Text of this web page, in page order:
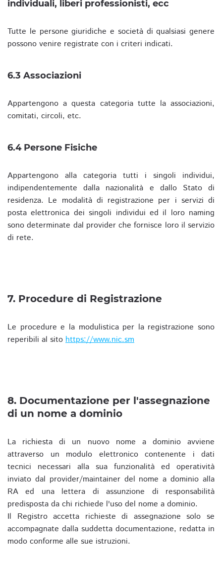
individuali, liberi professionisti, ecc
Tutte le persone giuridiche e società di qualsiasi genere
possono venire registrate con i criteri indicati.
6.3 Associazioni
Appartengono a questa categoria tutte la associazioni,
comitati, circoli, etc.
6.4 Persone Fisiche
Appartengono alla categoria tutti i singoli individui,
indipendentemente dalla nazionalità e dallo Stato di
residenza. Le modalità di registrazione per i servizi di
posta elettronica dei singoli individui ed il loro naming
sono determinate dal provider che fornisce loro il servizio
di rete.
7. Procedure di Registrazione
Le procedure e la modulistica per la registrazione sono
reperibili al sito https://www.nic.sm
8. Documentazione per l'assegnazione
di un nome a dominio
La richiesta di un nuovo nome a dominio avviene
attraverso un modulo elettronico contenente i dati
tecnici necessari alla sua funzionalità ed operatività
inviato dal provider/maintainer del nome a dominio alla
RA ed una lettera di assunzione di responsabilità
predisposta da chi richiede l'uso del nome a dominio.
Il Registro accetta richieste di assegnazione solo se
accompagnate dalla suddetta documentazione, redatta in
modo conforme alle sue istruzioni.